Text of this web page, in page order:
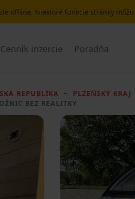
offline. Niektoré funkcie stránky
Cenník inzercie Poradňa
REPUBLIKA
PLZEŇSKÝ KRAJ
BEZ REALITKY